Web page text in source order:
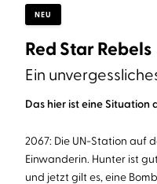
NEU
Red Star Rebels
Ein
Das hier ist eine Situation
2067: Die UN-Station auf
Einwanderin. Hunter ist
und jetzt gilt es, eine